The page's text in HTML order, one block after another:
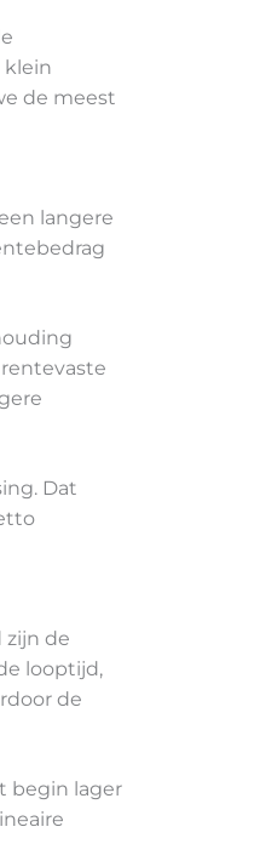
klein
de meest
langere
Dat
de
looptijd,
de
begin lager